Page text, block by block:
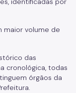
maior volume de
das
cronológica, todas
órgãos da